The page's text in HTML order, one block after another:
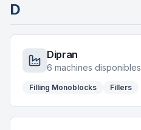
D
Dipran
6 machines disponibles
Filling Monoblocks Fillers